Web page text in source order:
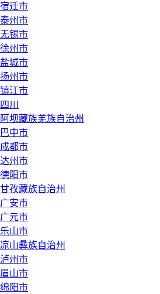
宿迁市
泰州市
无锡市
徐州市
盐城市
扬州市
镇江市
四川
阿坝藏族羌族自治州
巴中市
成都市
达州市
德阳市
甘孜藏族自治州
广安市
广元市
乐山市
凉山彝族自治州
泸州市
眉山市
绵阳市